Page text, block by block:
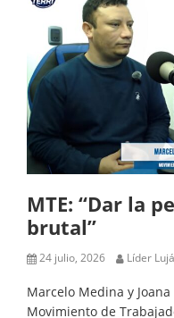
MTE: “Dar la
brutal”
24 julio, 2026 Líder
Marcelo Medina y
Movimiento de